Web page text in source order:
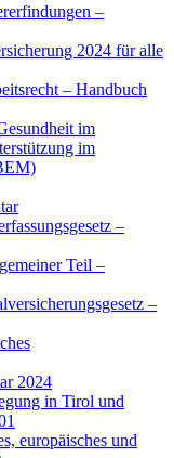
–
2024 für alle
– Handbuch
im
im
–
Teil –
–
2024
in Tirol und
europäisches und